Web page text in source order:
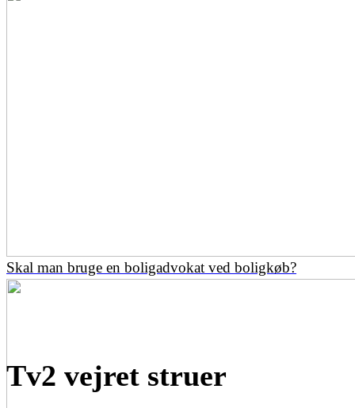
Skal man bruge en boligadvokat ved boligkøb?
Tv2 vejret struer